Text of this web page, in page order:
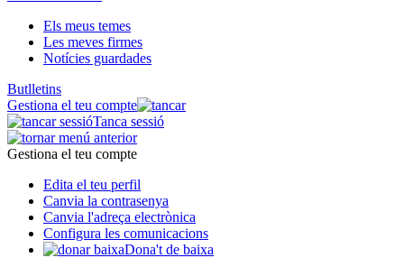
Els meus temes
Les meves firmes
Notícies guardades
Butlletins
Gestiona el teu compte
Tanca sessió
Gestiona el teu compte
Edita el teu perfil
Canvia la contrasenya
Canvia l'adreça electrònica
Configura les comunicacions
Dona't de baixa